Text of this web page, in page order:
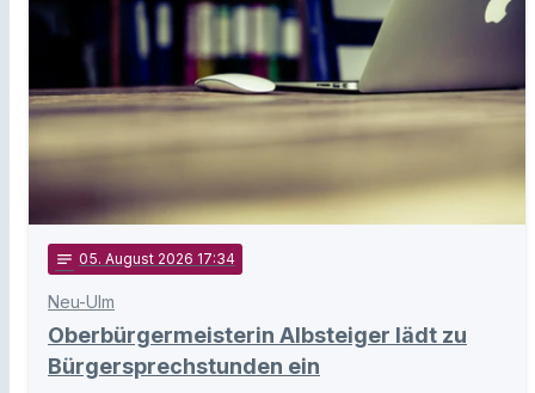
notes 05. August 2026 17:34
Neu-Ulm
Oberbürgermeisterin Albsteiger lädt zu
Bürgersprechstunden ein